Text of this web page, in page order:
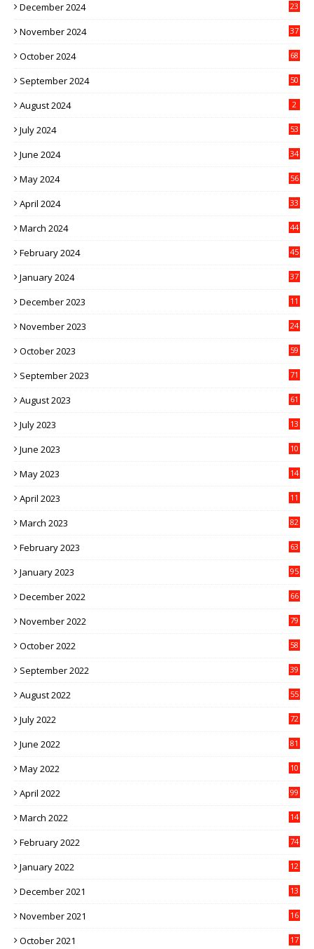
December 2024 23
November 2024 37
October 2024 68
September 2024 50
August 2024 2
July 2024 53
June 2024 34
May 2024 56
April 2024 33
March 2024 44
February 2024 45
January 2024 37
December 2023 11
November 2023 24
October 2023 59
September 2023 71
August 2023 61
July 2023
13
June 2023
10
May 2023
14
April 2023
11
March 2023 82
February 2023 63
January 2023 95
December 2022 66
November 2022 79
October 2022 58
September 2022 39
August 2022 55
July 2022 72
June 2022 81
May 2022
10
April 2022 99
March 2022
14
February 2022 74
January 2022
12
December 2021
13
November 2021
16
October 2021
17